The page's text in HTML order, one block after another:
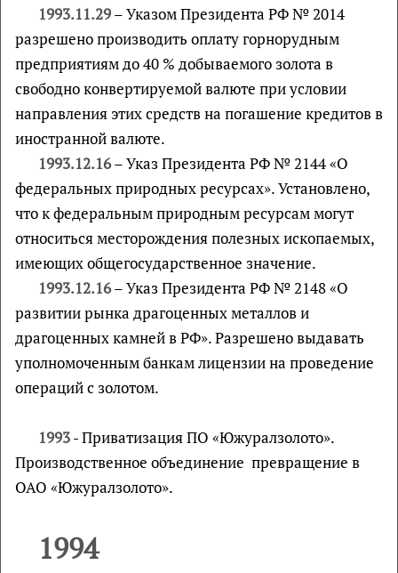
1993.11.29– Указом Президента РФ № 2014
разрешено производить оплату горнорудным
предприятиям до 40 % добываемого золота в
свободно конвертируемой валюте при условии
направления этих средств на погашение кредитов в
иностранной валюте.
1993.12.16– Указ Президента РФ № 2144 «О
федеральных природных ресурсах». Установлено,
что к федеральным природным ресурсам могут
относиться месторождения полезных ископаемых,
имеющих общегосударственное значение.
1993.12.16– Указ Президента РФ № 2148 «О
развитии рынка драгоценных металлов и
драгоценных камней в РФ». Разрешено выдавать
уполномоченным банкам лицензии на проведение
операций с золотом.
1993- Приватизация ПО «Южуралзолото».
Производственное объединение превращение в
ОАО «Южуралзолото».
1994